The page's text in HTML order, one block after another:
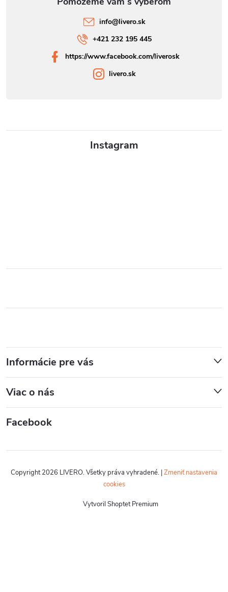
Instagram
Informácie pre vás
Viac o nás
Facebook
info@livero.sk
+421 232 195 445
https://www.facebook.com/liverosk
livero.sk
Vytvoril Shoptet Premium
Copyright 2026 LIVERO. Všetky práva vyhradené. |Zmeniť nastavenia
cookies